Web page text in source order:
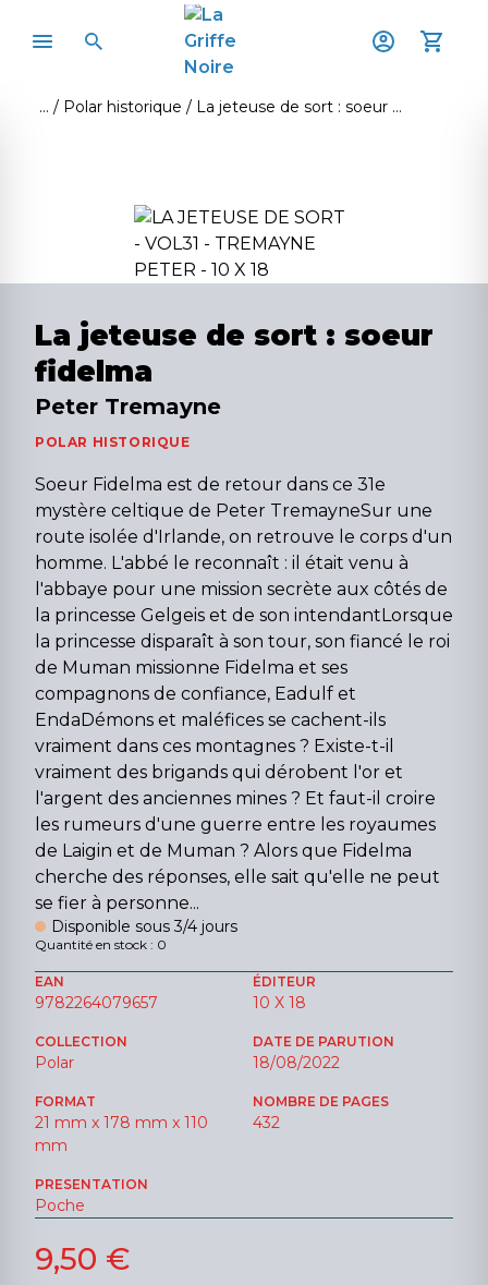
Polar historique La jeteuse de sort : soeur fidelma
La jeteuse de sort : soeur
fidelma
Peter Tremayne
POLAR HISTORIQUE
Soeur Fidelma est de retour dans ce 31e
mystère celtique de Peter TremayneSur une
route isolée d'Irlande, on retrouve le corps d'un
homme. L'abbé le reconnaît : il était venu à
l'abbaye pour une mission secrète aux côtés de
la princesse Gelgeis et de son intendantLorsque
la princesse disparaît à son tour, son fiancé le roi
de Muman missionne Fidelma et ses
compagnons de confiance, Eadulf et
EndaDémons et maléfices se cachent-ils
vraiment dans ces montagnes ? Existe-t-il
vraiment des brigands qui dérobent l'or et
l'argent des anciennes mines ? Et faut-il croire
les rumeurs d'une guerre entre les royaumes
de Laigin et de Muman ? Alors que Fidelma
cherche des réponses, elle sait qu'elle ne peut
se fier à personne...
Disponible sous 3/4 jours
Quantité en stock : 0
EAN
9782264079657
ÉDITEUR
10 X 18
COLLECTION
Polar
DATE DE PARUTION
18/08/2022
FORMAT
21 mm x 178 mm x 110
mm
NOMBRE DE PAGES
432
PRESENTATION
Poche
9,50 €